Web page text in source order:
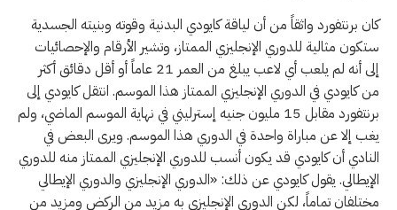
كان برنتفورد واثقاً من أن لياقة كايودي البدنية وقوته وبنيته الجسدية
ستكون مثالية للدوري الإنجليزي الممتاز، وتشير الأرقام والإحصائيات
إلى أنه لم يلعب أي لاعب يبلغ من العمر 21 عاماً أو أقل دقائق أكثر
من كايودي في الدوري الإنجليزي الممتاز هذا الموسم. انتقل كايودي إلى
برنتفورد مقابل 15 مليون جنيه إسترليني في نهاية الموسم الماضي، ولم
يغب إلا عن مباراة واحدة في الدوري هذا الموسم. ويرى البعض في
النادي أن كايودي قد يكون أنسب للدوري الإنجليزي الممتاز منه للدوري
الإيطالي. يقول كايودي عن ذلك: «الدوري الإنجليزي والدوري الإيطالي
مختلفان تماماً، لكن الدوري الإنجليزي به مزيد من الركض ومزيد من